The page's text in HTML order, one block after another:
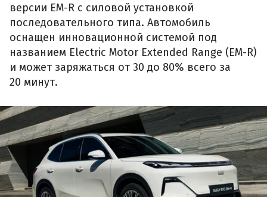
версии EM-R с силовой установкой
последовательного типа. Автомобиль
оснащен инновационной системой под
названием Electric Motor Extended Range (EM-R)
и может заряжаться от 30 до 80% всего за
20 минут.